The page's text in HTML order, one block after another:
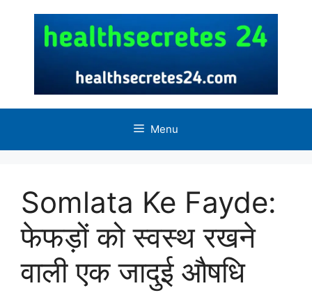
content
Menu
Somlata Ke Fayde:
फेफड़ों को स्वस्थ रखने
वाली एक जादुई औषधि